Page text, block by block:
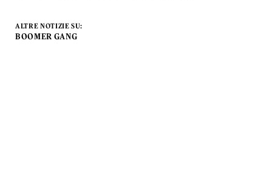
ALTRE NOTIZIE SU:
BOOMER GANG